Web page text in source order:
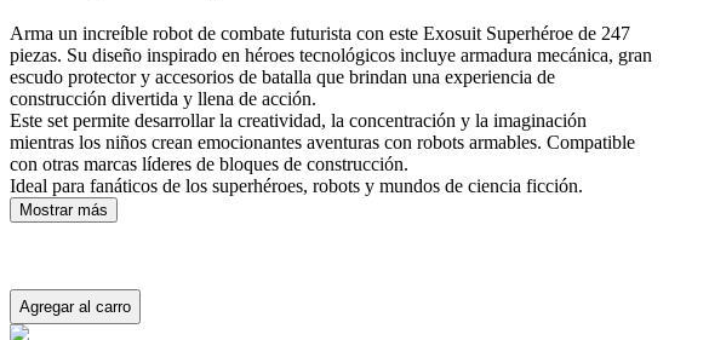
Arma un increíble robot de combate futurista con este Exosuit Superhéroe de 247
piezas. Su diseño inspirado en héroes tecnológicos incluye armadura mecánica, gran
escudo protector y accesorios de batalla que brindan una experiencia de
construcción divertida y llena de acción.
Este set permite desarrollar la creatividad, la concentración y la imaginación
mientras los niños crean emocionantes aventuras con robots armables. Compatible
con otras marcas líderes de bloques de construcción.
Ideal para fanáticos de los superhéroes, robots y mundos de ciencia ficción.
Mostrar más
Agregar al carro